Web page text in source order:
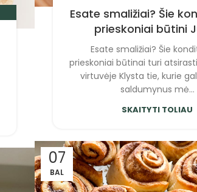
KAVA IR ARBATA
Esate smaližiai? Šie
prieskoniai būtini
Esate smaližiai? Šie
prieskoniai būtinai turi
virtuvėje Klysta tie, kurie
saldumynus mė...
SKAITYTI TOLIAU
07
BAL